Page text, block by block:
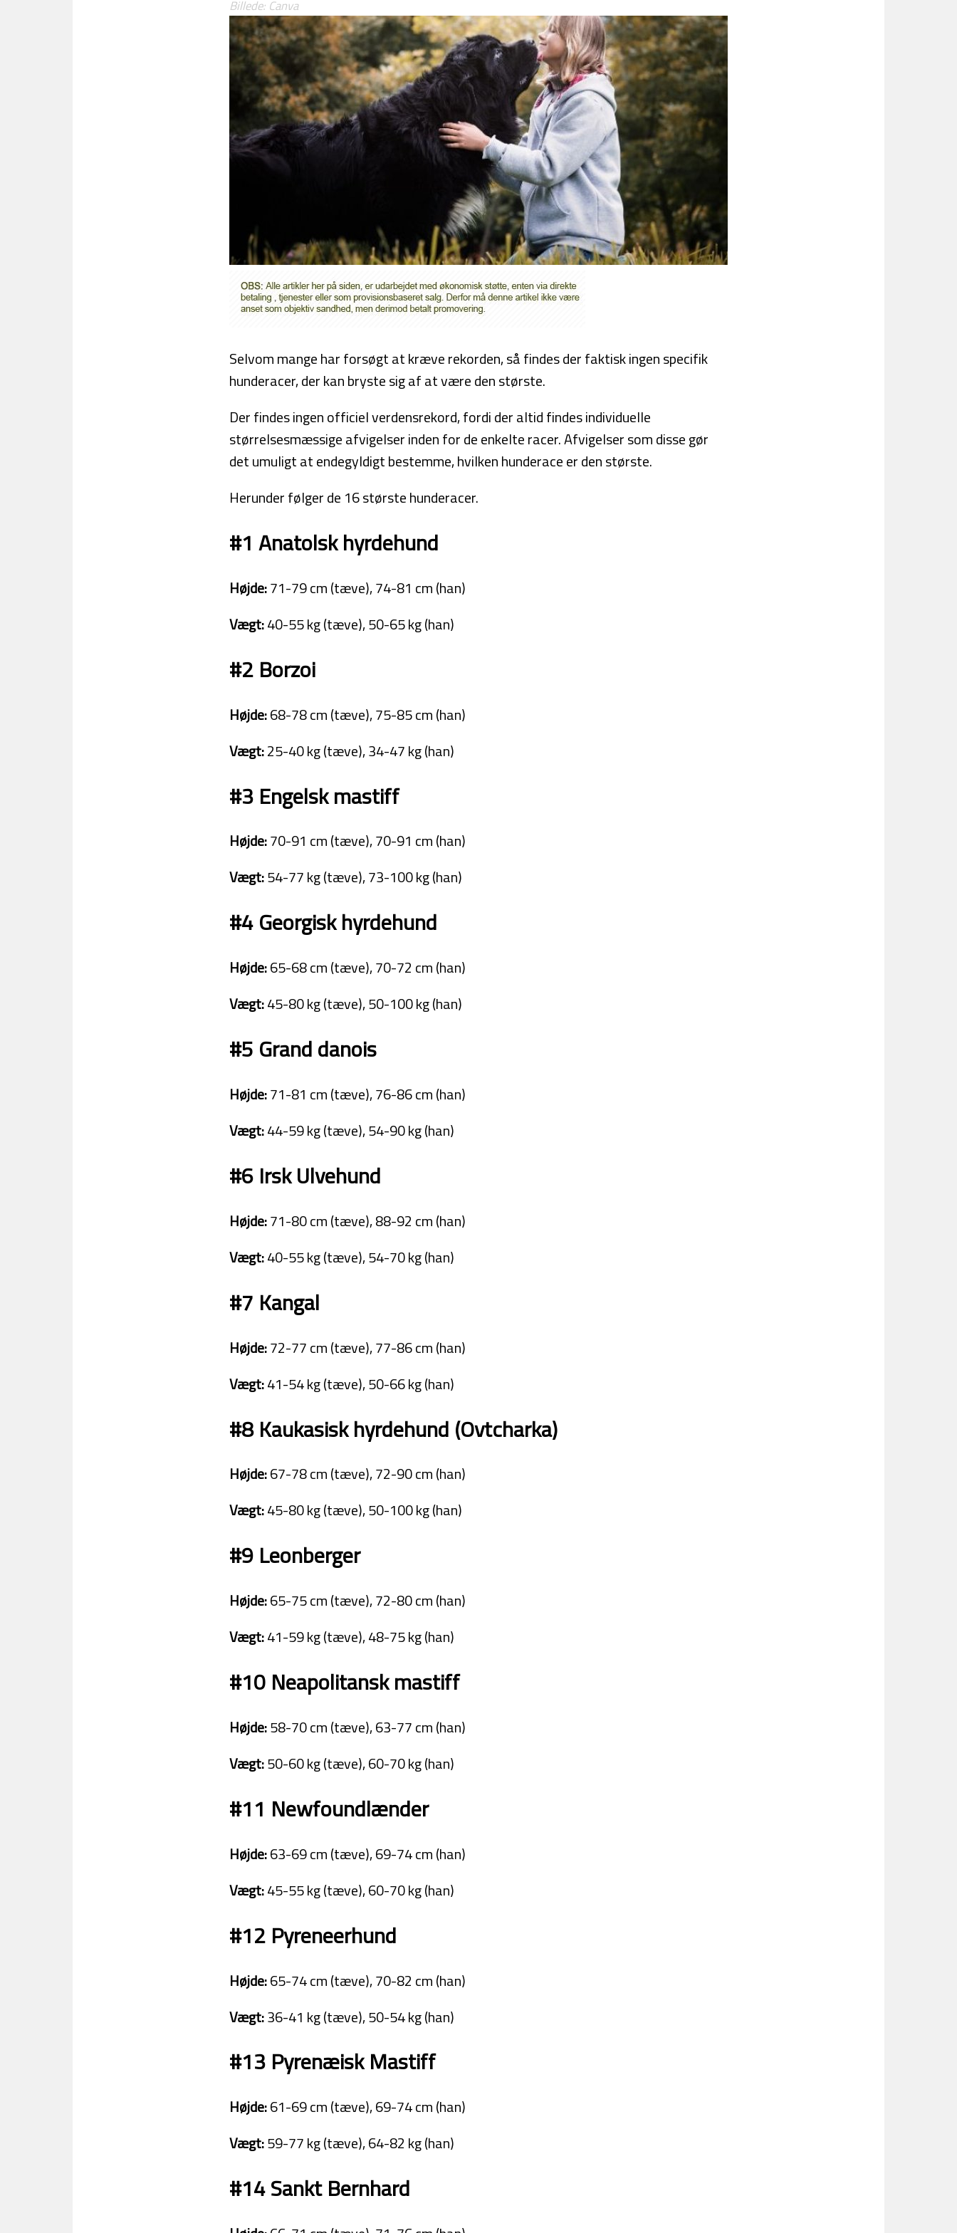
Billede: Canva
Selvom mange har forsøgt at kræve rekorden, så findes der faktisk ingen specifik
hunderacer, der kan bryste sig af at være den største.
Der findes ingen officiel verdensrekord, fordi der altid findes individuelle
størrelsesmæssige afvigelser inden for de enkelte racer. Afvigelser som disse gør
det umuligt at endegyldigt bestemme, hvilken hunderace er den største.
Herunder følger de 16 største hunderacer.
#1 Anatolsk hyrdehund
Højde:71-79 cm (tæve), 74-81 cm (han)
Vægt:40-55 kg (tæve), 50-65 kg (han)
#2 Borzoi
Højde:68-78 cm (tæve), 75-85 cm (han)
Vægt:25-40 kg (tæve), 34-47 kg (han)
#3 Engelsk mastiff
Højde:70-91 cm (tæve), 70-91 cm (han)
Vægt:54-77 kg (tæve), 73-100 kg (han)
#4 Georgisk hyrdehund
Højde:65-68 cm (tæve), 70-72 cm (han)
Vægt:45-80 kg (tæve), 50-100 kg (han)
#5 Grand danois
Højde:71-81 cm (tæve), 76-86 cm (han)
Vægt:44-59 kg (tæve), 54-90 kg (han)
#6 Irsk Ulvehund
Højde:71-80 cm (tæve), 88-92 cm (han)
Vægt:40-55 kg (tæve), 54-70 kg (han)
#7 Kangal
Højde:72-77 cm (tæve), 77-86 cm (han)
Vægt:41-54 kg (tæve), 50-66 kg (han)
#8 Kaukasisk hyrdehund (Ovtcharka)
Højde:67-78 cm (tæve), 72-90 cm (han)
Vægt:45-80 kg (tæve), 50-100 kg (han)
#9 Leonberger
Højde:65-75 cm (tæve), 72-80 cm (han)
Vægt:41-59 kg (tæve), 48-75 kg (han)
#10 Neapolitansk mastiff
Højde:58-70 cm (tæve), 63-77 cm (han)
Vægt:50-60 kg (tæve), 60-70 kg (han)
#11 Newfoundlænder
Højde:63-69 cm (tæve), 69-74 cm (han)
Vægt:45-55 kg (tæve), 60-70 kg (han)
#12 Pyreneerhund
Højde:65-74 cm (tæve), 70-82 cm (han)
Vægt:36-41 kg (tæve), 50-54 kg (han)
#13 Pyrenæisk Mastiff
Højde:61-69 cm (tæve), 69-74 cm (han)
Vægt:59-77 kg (tæve), 64-82 kg (han)
#14 Sankt Bernhard